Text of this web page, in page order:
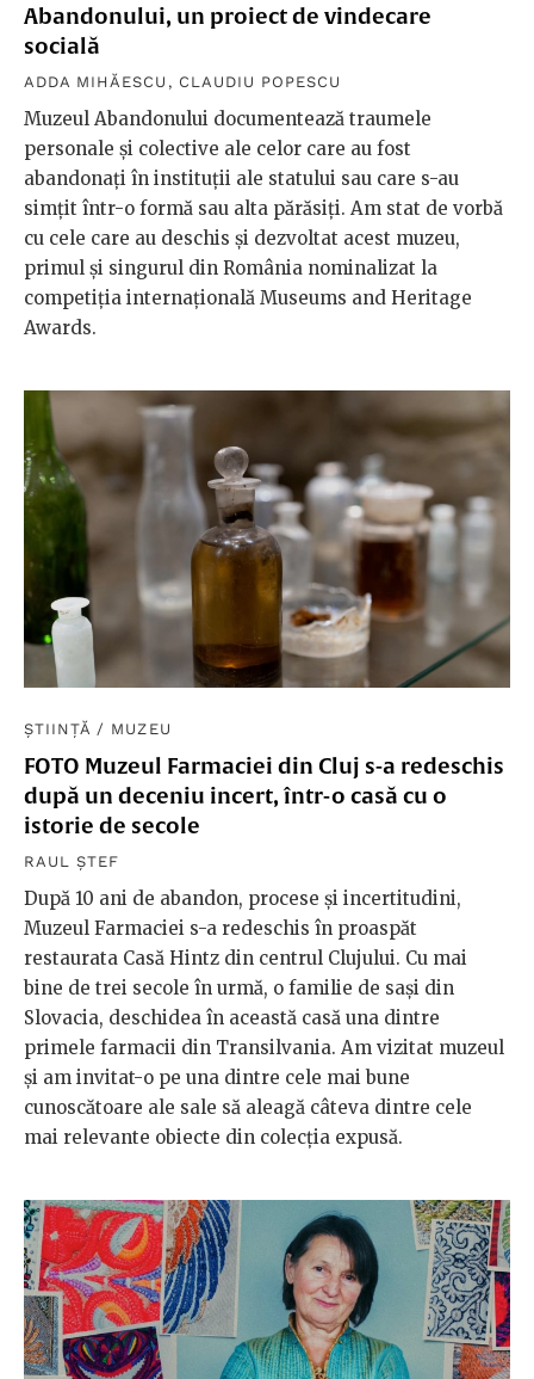
Abandonului, un proiect de vindecare
socială
ADDA MIHĂESCU , CLAUDIU POPESCU
Muzeul Abandonului documentează traumele
personale și colective ale celor care au fost
abandonați în instituții ale statului sau care s-au
simțit într-o formă sau alta părăsiți. Am stat de vorbă
cu cele care au deschis și dezvoltat acest muzeu,
primul și singurul din România nominalizat la
competiția internațională Museums and Heritage
Awards.
ȘTIINȚĂ / MUZEU
FOTO Muzeul Farmaciei din Cluj s-a redeschis
după un deceniu incert, într-o casă cu o
istorie de secole
RAUL ȘTEF
După 10 ani de abandon, procese și incertitudini,
Muzeul Farmaciei s-a redeschis în proaspăt
restaurata Casă Hintz din centrul Clujului. Cu mai
bine de trei secole în urmă, o familie de sași din
Slovacia, deschidea în această casă una dintre
primele farmacii din Transilvania. Am vizitat muzeul
și am invitat-o pe una dintre cele mai bune
cunoscătoare ale sale să aleagă câteva dintre cele
mai relevante obiecte din colecția expusă.